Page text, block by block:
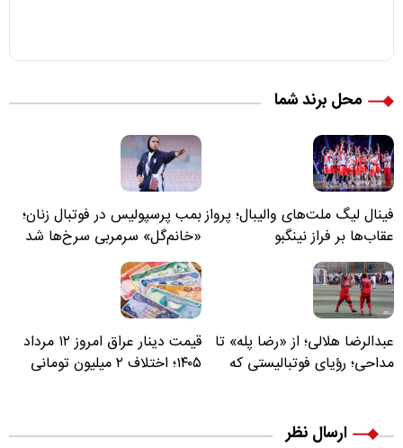
محل برند شما
فینال لیگ ملت‌های والیبال؛ پرواز
عقاب‌ها بر فراز نینگبو
بمب پرسپولیس در فوتبال زنان؛
«خانم‌گل» سرمربی سرخ‌ها شد
عبدالرضا هلالی؛ از «رضا پله» تا
مداحی؛ رؤیای فوتبالیستی که
قیمت دینار عراق امروز ۱۲ مرداد
۱۴۰۵؛ اختلاف ۲ میلیون تومانی
ارسال نظر